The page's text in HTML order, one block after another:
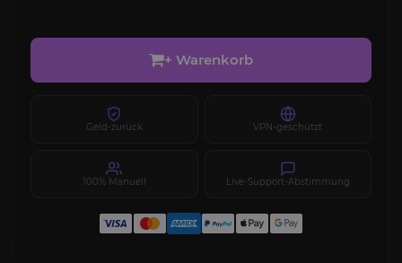
+ Warenkorb
Geld-zurück VPN-geschützt
100% Manuell Live-Support-Abstimmung